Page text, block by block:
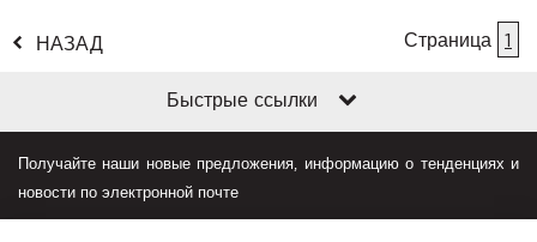
НАЗАД Страница 1
Быстрые ссылки
Получайте наши новые предложения, информацию о тенденциях и
новости по электронной почте